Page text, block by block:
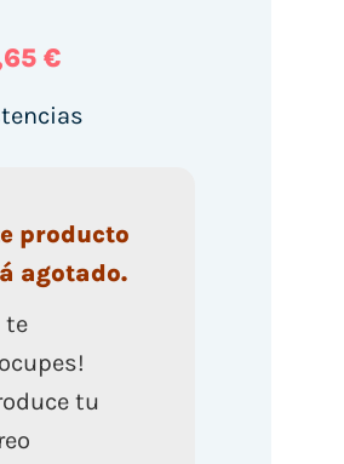
€
producto
agotado.
te
tu